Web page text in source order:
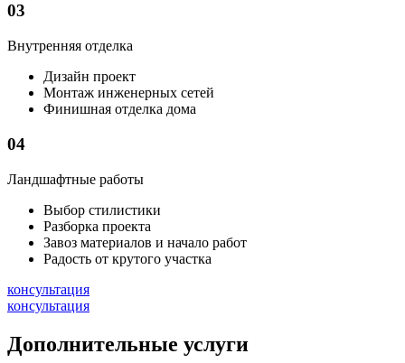
03
Внутренняя отделка
Дизайн проект
Монтаж инженерных сетей
Финишная отделка дома
04
Ландшафтные работы
Выбор стилистики
Разборка проекта
Завоз материалов и начало работ
Радость от крутого участка
консультация
консультация
Дополнительные услуги